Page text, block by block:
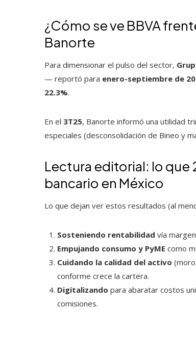
¿Cómo se ve BBVA
Banorte
Para dimensionar el pulso del sector,
— reportó para enero-septiembre de
22.3%.
En el 3T25, Banorte informó una utilidad
especiales (desconsolidación de Bineo y
Lectura editorial: lo que
bancario en México
Lo que dejan ver estos resultados (al
Sosteniendo rentabilidad vía
Empujando consumo y PyME como
Cuidando la calidad del activo
conforme crece la cartera.
Digitalizando para abaratar costos
comisiones.